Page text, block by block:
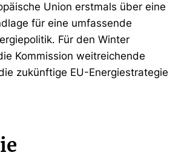
Union erstmals über eine
für eine umfassende
Für den Winter
Kommission weitreichende
zukünftige EU-Energiestrategie